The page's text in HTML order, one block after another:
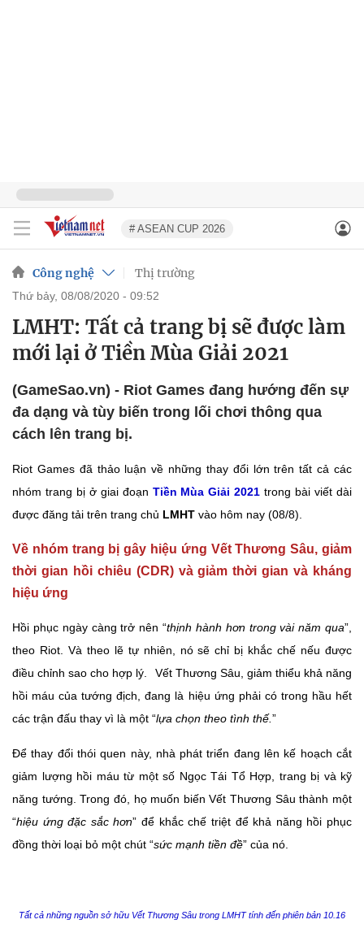
# ASEAN CUP 2026
Công nghệ Thị trường
thứ bảy, 08/08/2020 - 09:52
LMHT: Tất cả trang bị sẽ được làm
mới lại ở Tiền Mùa Giải 2021
(GameSao.vn) - Riot Games đang hướng đến sự
đa dạng và tùy biến trong lối chơi thông qua
cách lên trang bị.
Riot Games đã thảo luận về những thay đổi lớn trên tất cả các
nhóm trang bị ở giai đoạn Tiền Mùa Giải 2021 trong bài viết dài
được đăng tải trên trang chủ LMHT vào hôm nay (08/8).
Về nhóm trang bị gây hiệu ứng Vết Thương Sâu, giảm
thời gian hồi chiêu (CDR) và giảm thời gian và kháng
hiệu ứng
Hồi phục ngày càng trở nên “thịnh hành hơn trong vài năm qua”,
theo Riot. Và theo lẽ tự nhiên, nó sẽ chỉ bị khắc chế nếu được
điều chỉnh sao cho hợp lý.
Vết Thương Sâu, giảm thiểu khả năng
hồi máu của tướng địch, đang là hiệu ứng phải có trong hầu hết
các trận đấu thay vì là một “lựa chọn theo tình thế.”
Để thay đổi thói quen này, nhà phát triển đang lên kế hoạch cắt
giảm lượng hồi máu từ một số Ngọc Tái Tổ Hợp, trang bị và kỹ
năng tướng. Trong đó, họ muốn biến Vết Thương Sâu thành một
“hiệu ứng đặc sắc hơn” để khắc chế triệt để khả năng hồi phục
đồng thời loại bỏ một chút “sức mạnh tiền đề” của nó.
Tất cả những nguồn sở hữu Vết Thương Sâu trong LMHT tính đến phiên bản 10.16